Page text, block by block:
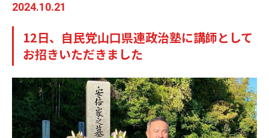
2024.10.21
12日、自民党山口県連政治塾に講師として
お招きいただきました